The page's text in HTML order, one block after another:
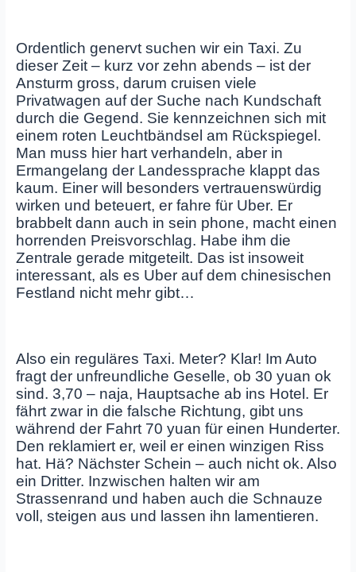
Ordentlich genervt suchen wir ein Taxi. Zu
dieser Zeit – kurz vor zehn abends – ist der
Ansturm gross, darum cruisen viele
Privatwagen auf der Suche nach Kundschaft
durch die Gegend. Sie kennzeichnen sich mit
einem roten Leuchtbändsel am Rückspiegel.
Man muss hier hart verhandeln, aber in
Ermangelang der Landessprache klappt das
kaum. Einer will besonders vertrauenswürdig
wirken und beteuert, er fahre für Uber. Er
brabbelt dann auch in sein phone, macht einen
horrenden Preisvorschlag. Habe ihm die
Zentrale gerade mitgeteilt. Das ist insoweit
interessant, als es Uber auf dem chinesischen
Festland nicht mehr gibt…
Also ein reguläres Taxi. Meter? Klar! Im Auto
fragt der unfreundliche Geselle, ob 30 yuan ok
sind. 3,70 – naja, Hauptsache ab ins Hotel. Er
fährt zwar in die falsche Richtung, gibt uns
während der Fahrt 70 yuan für einen Hunderter.
Den reklamiert er, weil er einen winzigen Riss
hat. Hä? Nächster Schein – auch nicht ok. Also
ein Dritter. Inzwischen halten wir am
Strassenrand und haben auch die Schnauze
voll, steigen aus und lassen ihn lamentieren.